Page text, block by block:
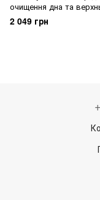
очищення дна та
шару води в басейні
2 049 грн